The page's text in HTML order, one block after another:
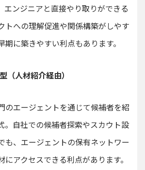
エンジニアと直接やり取りができる
トへの理解促進や関係構築がしやす
期に築きやすい利点もあります。
人材紹介経由）
のエージェントを通じて候補者を紹
。自社での候補者探索やスカウト設
も、エージェントの保有ネットワー
にアクセスできる利点があります。